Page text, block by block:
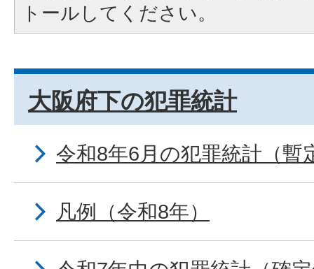
トールしてください。
大阪府下の犯罪統計
令和8年6月の犯罪統計（暫
凡例（令和8年）